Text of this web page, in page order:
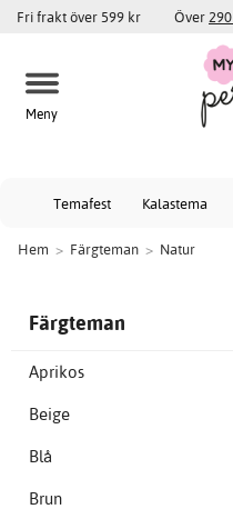
Fri frakt över 599 kr Över
Meny
Temafest Kalastema
Hem > Färgteman > Natur
Färgteman
Aprikos
Beige
Blå
Brun